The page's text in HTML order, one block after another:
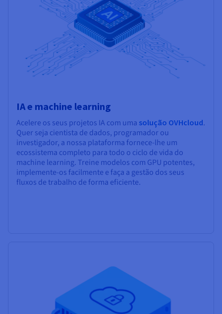
IA e machine learning
Acelere os seus projetos IA com uma solução OVHcloud.
Quer seja cientista de dados, programador ou
investigador, a nossa plataforma fornece-lhe um
ecossistema completo para todo o ciclo de vida do
machine learning. Treine modelos com GPU potentes,
implemente-os facilmente e faça a gestão dos seus
fluxos de trabalho de forma eficiente.